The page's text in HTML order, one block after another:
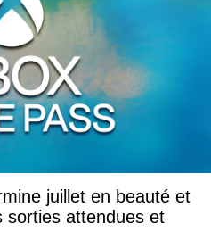
juillet en beauté et
sorties attendues et